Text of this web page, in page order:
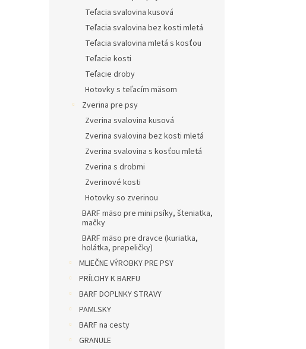
Teľacia svalovina kusová
Teľacia svalovina bez kosti mletá
Teľacia svalovina mletá s kosťou
Teľacie kosti
Teľacie droby
Hotovky s teľacím mäsom
Zverina pre psy
Zverina svalovina kusová
Zverina svalovina bez kosti mletá
Zverina svalovina s kosťou mletá
Zverina s drobmi
Zverinové kosti
Hotovky so zverinou
BARF mäso pre mini psíky, šteniatka,
mačky
BARF mäso pre dravce (kuriatka,
holátka, prepeličky)
MLIEČNE VÝROBKY PRE PSY
PRÍLOHY K BARFU
BARF DOPLNKY STRAVY
PAMLSKY
BARF na cesty
GRANULE